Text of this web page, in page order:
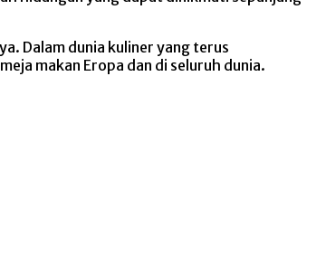
Dalam dunia kuliner yang terus
makan Eropa dan di seluruh dunia.